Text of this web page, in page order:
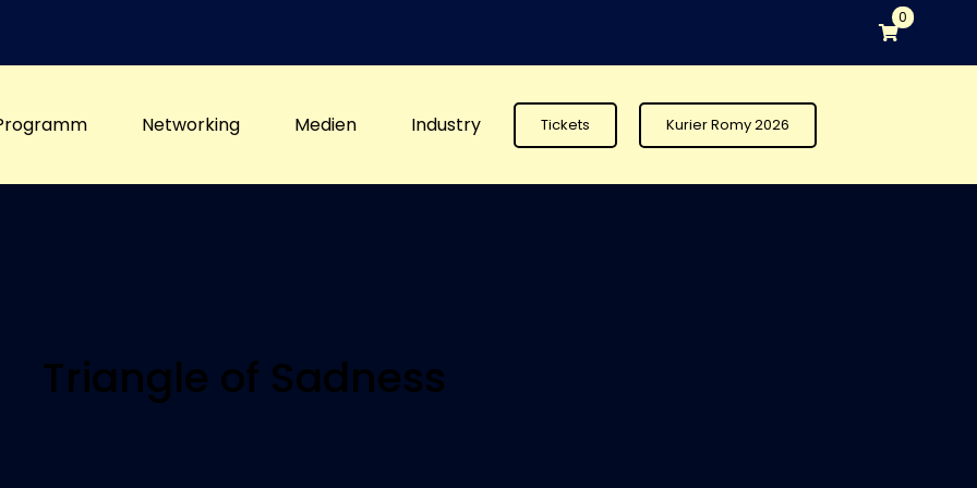
0
Networking Medien Industry Tickets Kurier Romy 2026
Triangle of Sadness